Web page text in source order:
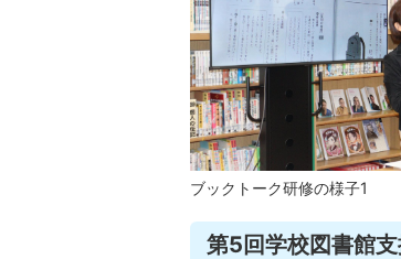
ブックトーク研修の様子1
第5回学校図書館